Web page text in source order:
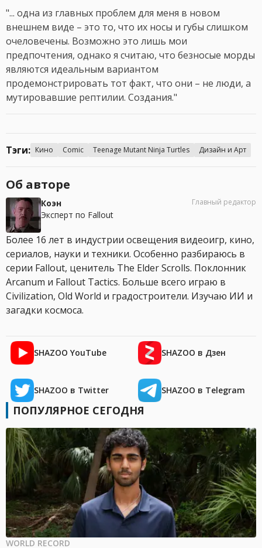
"... одна из главных проблем для меня в новом
внешнем виде – это то, что их носы и губы слишком
очеловечены. Возможно это лишь мои
предпочтения, однако я считаю, что безносые морды
являются идеальным вариантом
продемонстрировать тот факт, что они – не люди, а
мутировавшие рептилии. Создания."
Тэги: Кино Comic Teenage Mutant Ninja Turtles Дизайн и Арт
Об авторе
Коэн
Эксперт по Fallout
Главный редактор
Более 16 лет в индустрии освещения видеоигр, кино,
сериалов, науки и техники. Особенно разбираюсь в
серии Fallout, ценитель The Elder Scrolls. Поклонник
Arcanum и Fallout Tactics. Больше всего играю в
Civilization, Old World и градостроители. Изучаю ИИ и
загадки космоса.
SHAZOO YouTube SHAZOO в Дзен
SHAZOO в Twitter SHAZOO в Telegram
ПОПУЛЯРНОЕ СЕГОДНЯ
WORLD RECORD